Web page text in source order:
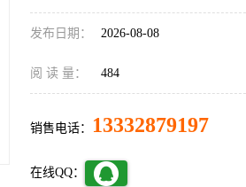
发布日期： 2026-08-08
阅 读 量： 484
销售电话： 13332879197
在线QQ：